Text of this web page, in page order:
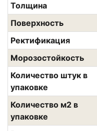
Толщина
Поверхность
Ректификация
Морозостойкость
Количество штук в
упаковке
Количество м2 в
упаковке